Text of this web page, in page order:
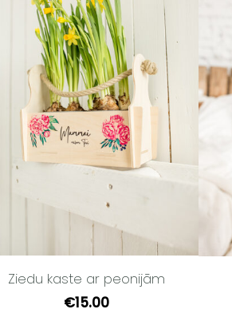
Ziedu kaste ar peonijām
€15.00